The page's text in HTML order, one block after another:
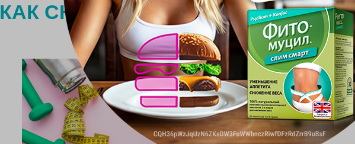
КАК СНИЗИТЬ КАЛОРИЙНОСТЬ
КАЛОРИЙ
Меню для
родов